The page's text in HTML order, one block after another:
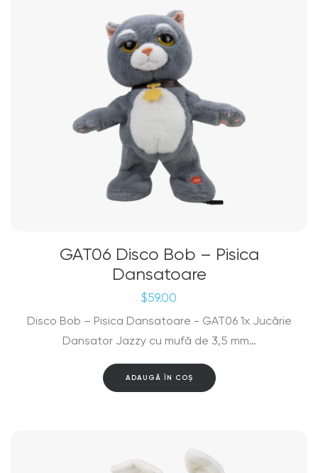
GAT06 Disco Bob – Pisica
Dansatoare
$59.00
Disco Bob – Pisica Dansatoare - GAT06 1x Jucărie
Dansator Jazzy cu mufă de 3,5 mm…
ADAUGĂ ÎN COȘ